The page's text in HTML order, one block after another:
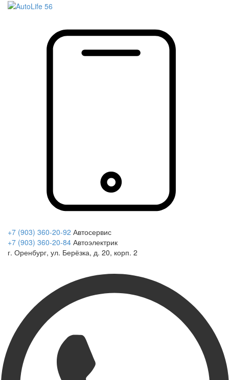
+7 (903) 360-20-92 Автосервис
+7 (903) 360-20-84 Автоэлектрик
г. Оренбург, ул. Берёзка, д. 20, корп. 2